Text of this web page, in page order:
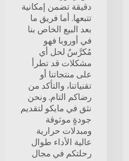
دقيقة تضمن إمكانية
تتبعها. أما فريق ما
بعد البيع الخاص بنا
في أوروبا فهو
مُكرَّسٌ لحل أي
مشكلات قد تطرأ
على منتجاتنا أو
تقنياتنا، والتأكد من
رضاكم التام. ونحن
نثق في مايكو لتقديم
جودةٍ موثوقة
ومبدلات حرارية
عالية الأداء طوال
رحلتكم في مجال